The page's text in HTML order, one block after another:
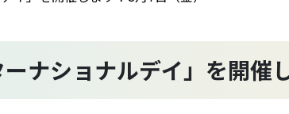
ナショナルデイ」を開催